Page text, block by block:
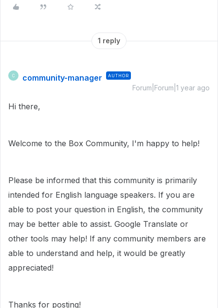
1 reply
C community-manager AUTHOR
Forum|Forum|1 year ago
Hi there,
Welcome to the Box Community, I'm happy to help!
Please be informed that this community is primarily
intended for English language speakers. If you are
able to post your question in English, the community
may be better able to assist. Google Translate or
other tools may help! If any community members are
able to understand and help, it would be greatly
appreciated!
Thanks for posting!